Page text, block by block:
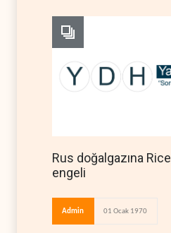
Rus doğalgazına Rice
engeli
Admin 01 Ocak 1970